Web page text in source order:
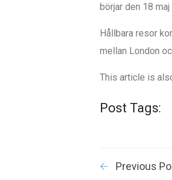
börjar den 18
Hållbara resor
mellan London
This article is
Post Tags:
Previous